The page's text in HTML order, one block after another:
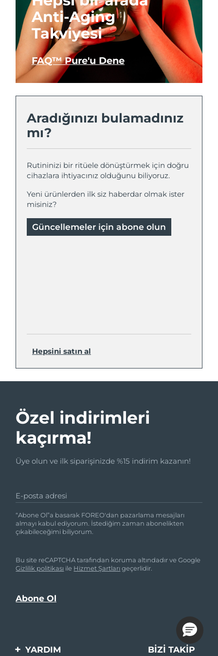
Anti-Aging
Takviyesi
FAQ™ Pure'u Dene
Aradığınızı bulamadınız
mı?
Rutininizi bir ritüele dönüştürmek için doğru
cihazlara ihtiyacınız olduğunu biliyoruz.
Yeni ürünlerden ilk siz haberdar olmak ister
misiniz?
Güncellemeler için abone olun
Hepsini satın al
Özel indirimleri
kaçırma!
Üye olun ve ilk siparişinizde %15 indirim kazanın!
E-posta adresi
“Abone Ol”a basarak FOREO'dan pazarlama mesajları
almayı kabul ediyorum. İstediğim zaman abonelikten
çıkabileceğimi biliyorum.
Bu site reCAPTCHA tarafından koruma altındadır ve Google
Gizlilik politikası ile Hizmet Şartlarıgeçerlidir.
YARDIM BIZI TAKIP